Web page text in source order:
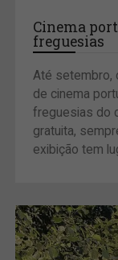
Cinema
freguesias
Até setembro,
de cinema
freguesias do
gratuita,
exibição tem